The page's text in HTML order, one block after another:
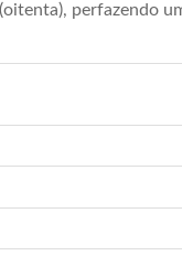
perfazendo